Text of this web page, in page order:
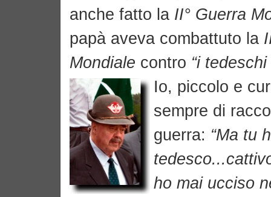
anche fatto la II° Guerra
papà aveva combattuto la
Mondiale contro “i
Io, piccolo e
sempre di
guerra: “Ma tu
ho mai ucciso